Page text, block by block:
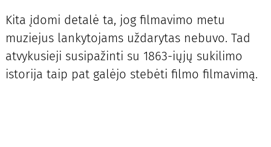
Kita įdomi detalė ta, jog filmavimo metu
muziejus lankytojams uždarytas nebuvo. Tad
atvykusieji susipažinti su 1863-iųjų sukilimo
istorija taip pat galėjo stebėti filmo filmavimą.